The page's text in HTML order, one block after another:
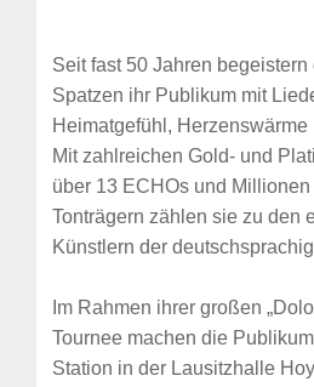
Seit fast 50 Jahren
Spatzen ihr Publikum mit
Heimatgefühl,
Mit zahlreichen Gold- und
über 13 ECHOs und Millionen
Tonträgern zählen sie zu den
Künstlern der
Im Rahmen ihrer großen
Tournee machen die
Station in der Lausitzhalle